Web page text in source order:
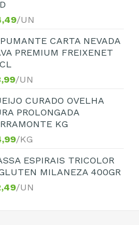
/UN
CARTA NEVADA
PREMIUM FREIXENET
/UN
CURADO OVELHA
PROLONGADA
KG
/KG
ESPIRAIS TRICOLOR
MILANEZA 400GR
/UN